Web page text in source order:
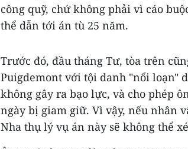
công quỹ, chứ không phải vì cáo
thể dẫn tới án tù 25 năm.
Trước đó, đầu tháng Tư, tòa trên
Puigdemont với tội danh "nổi loạn"
không gây ra bạo lực, và cho phép
ngày bị giam giữ. Vì vậy, nếu nhân
Nha thụ lý vụ án này sẽ không thể